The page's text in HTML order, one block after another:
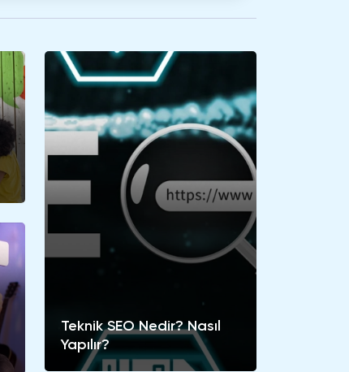
Teknik SEO Nedir? Nasıl
Yapılır?